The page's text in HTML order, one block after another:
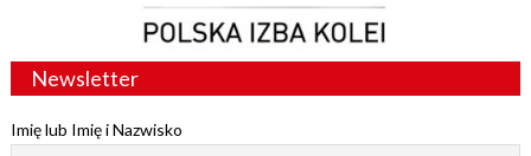
Newsletter
Imię lub Imię i Nazwisko